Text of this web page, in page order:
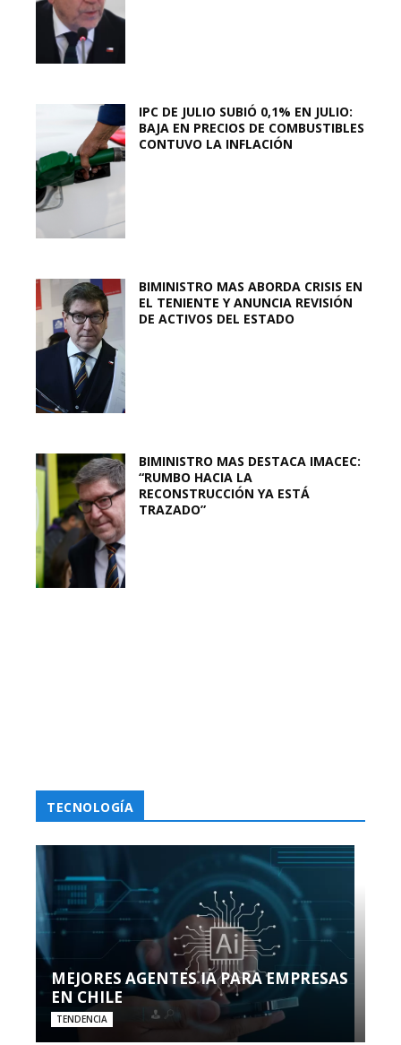
IPC DE JULIO SUBIÓ 0,1% EN JULIO:
BAJA EN PRECIOS DE COMBUSTIBLES
CONTUVO LA INFLACIÓN
BIMINISTRO MAS ABORDA CRISIS EN
EL TENIENTE Y ANUNCIA REVISIÓN
DE ACTIVOS DEL ESTADO
BIMINISTRO MAS DESTACA IMACEC:
“RUMBO HACIA LA
RECONSTRUCCIÓN YA ESTÁ
TRAZADO”
TECNOLOGÍA
MEJORES AGENTES IA PARA EMPRESAS
EN CHILE
TENDENCIA